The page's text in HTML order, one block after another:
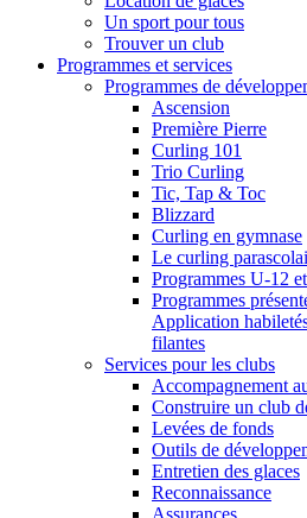
Un sport pour tous
Trouver un club
Programmes et services
Programmes de
Ascension
Première Pierre
Curling 101
Trio Curling
Tic, Tap & Toc
Blizzard
Curling en gymnase
Le curling
Programmes U-12
Programmes
Application
filantes
Services pour les clubs
Accompagnement
Construire un club
Levées de fonds
Outils de
Entretien des glaces
Reconnaissance
Assurances